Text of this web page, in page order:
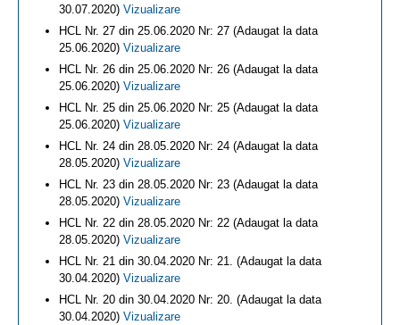
30.07.2020) Vizualizare
HCL Nr. 27 din 25.06.2020 Nr: 27 (Adaugat la data
25.06.2020) Vizualizare
HCL Nr. 26 din 25.06.2020 Nr: 26 (Adaugat la data
25.06.2020) Vizualizare
HCL Nr. 25 din 25.06.2020 Nr: 25 (Adaugat la data
25.06.2020) Vizualizare
HCL Nr. 24 din 28.05.2020 Nr: 24 (Adaugat la data
28.05.2020) Vizualizare
HCL Nr. 23 din 28.05.2020 Nr: 23 (Adaugat la data
28.05.2020) Vizualizare
HCL Nr. 22 din 28.05.2020 Nr: 22 (Adaugat la data
28.05.2020) Vizualizare
HCL Nr. 21 din 30.04.2020 Nr: 21. (Adaugat la data
30.04.2020) Vizualizare
HCL Nr. 20 din 30.04.2020 Nr: 20. (Adaugat la data
30.04.2020) Vizualizare